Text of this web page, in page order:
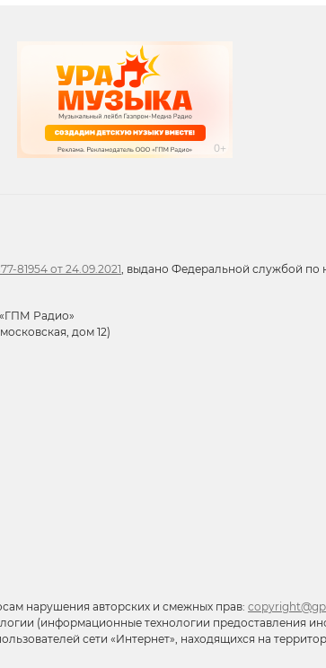
от 24.09.2021, выдано Федеральной службой по
«ГПМ Радио»
дом 12)
нарушения авторских и смежных прав:
(информационные технологии предоставления
сети «Интернет», находящихся на